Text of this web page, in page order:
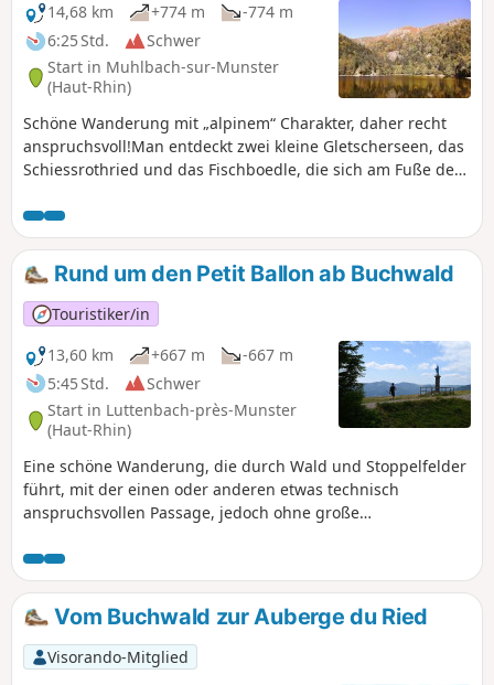
14,68 km
+774 m
-774 m
6:25 Std.
Schwer
Start in Muhlbach-sur-Munster
(Haut-Rhin)
Schöne Wanderung mit „alpinem“ Charakter, daher recht
anspruchsvoll!Man entdeckt zwei kleine Gletscherseen, das
Schiessrothried und das Fischboedle, die sich am Fuße des
Kamm der Spitzköpfe gegenüberliegt, geht es hinunter in
die Ammelthaler Schlucht mit sehr technischen, aber
gesicherten Passagen, dann in die Wormspel-Schlucht, wo
man Gämsen beobachten kann. Der Rückweg führt über
den Hohneck, von wo aus man einen Panoramablick
genießt.
Rund um den Petit Ballon ab Buchwald
Touristiker/in
13,60 km
+667 m
-667 m
5:45 Std.
Schwer
Start in Luttenbach-près-Munster
(Haut-Rhin)
Eine schöne Wanderung, die durch Wald und Stoppelfelder
führt, mit der einen oder anderen etwas technisch
anspruchsvollen Passage, jedoch ohne große
Ausblick auf die elsässische Ebene und den Kaiserstuhl,
weiter in Richtung Jura und Alpen. Diese Wanderung wird
zudem von Bergbauerngasthöfen gesäumt, die alle einen
Besuch wert sind: Wassmatt, Buchwald, Kahlenwasen,
Hilsen, Strohberg. Aber man muss sich entscheiden...
Vom Buchwald zur Auberge du Ried
Visorando-Mitglied